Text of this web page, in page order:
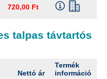
720,00 Ft
talpas távtartós
Nettó ár
Termék
információ